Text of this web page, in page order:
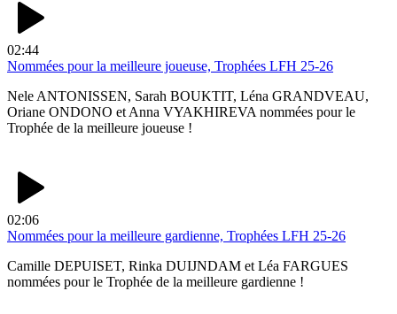
02:44
Nommées pour la meilleure joueuse, Trophées LFH 25-26
Nele ANTONISSEN, Sarah BOUKTIT, Léna GRANDVEAU,
Oriane ONDONO et Anna VYAKHIREVA nommées pour le
Trophée de la meilleure joueuse !
02:06
Nommées pour la meilleure gardienne, Trophées LFH 25-26
Camille DEPUISET, Rinka DUIJNDAM et Léa FARGUES
nommées pour le Trophée de la meilleure gardienne !